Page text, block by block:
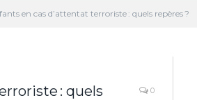
en cas d’attentat terroriste : quels repères ?
: quels
0